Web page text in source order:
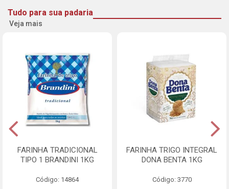
Tudo para sua padaria
Veja mais
FARINHA TRADICIONAL
TIPO 1 BRANDINI 1KG
Código: 14864
FARINHA TRIGO INTEGRAL
DONA BENTA 1KG
Código: 3770